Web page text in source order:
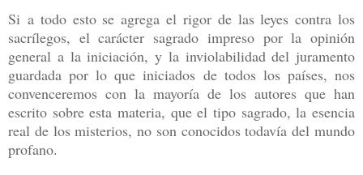
Si a todo esto se agrega el rigor de las leyes contra los
sacrílegos, el carácter sagrado impreso por la opinión
general a la iniciación, y la inviolabilidad del juramento
guardada por lo que iniciados de todos los países, nos
convenceremos con la mayoría de los autores que han
escrito sobre esta materia, que el tipo sagrado, la esencia
real de los misterios, no son conocidos todavía del mundo
profano.